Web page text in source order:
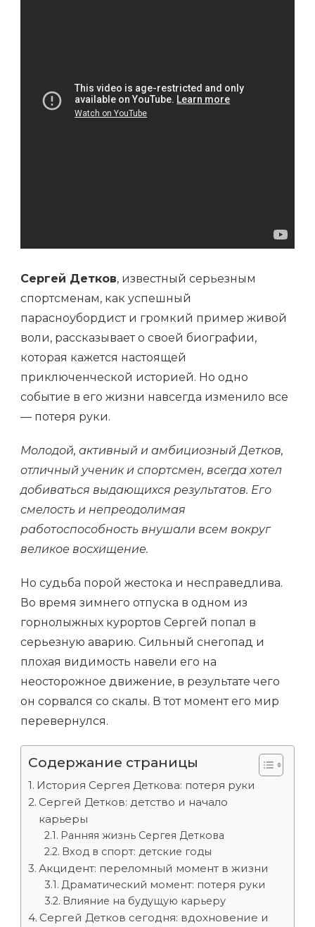
Сергей Детков, известный серьезным
спортсменам, как успешный
парасноубордист и громкий пример живой
воли, рассказывает о своей биографии,
которая кажется настоящей
приключенческой историей. Но одно
событие в его жизни навсегда изменило все
— потеря руки.
Молодой, активный и амбициозный Детков,
отличный ученик и спортсмен, всегда хотел
добиваться выдающихся результатов. Его
смелость и непреодолимая
работоспособность внушали всем вокруг
великое восхищение.
Но судьба порой жестока и несправедлива.
Во время зимнего отпуска в одном из
горнолыжных курортов Сергей попал в
серьезную аварию. Сильный снегопад и
плохая видимость навели его на
неосторожное движение, в результате чего
он сорвался со скалы. В тот момент его мир
перевернулся.
Содержание страницы
История Сергея Деткова: потеря руки
Сергей Детков: детство и начало
карьеры
Ранняя жизнь Сергея Деткова
Вход в спорт: детские годы
Акцидент: переломный момент в жизни
Драматический момент: потеря руки
Влияние на будущую карьеру
Сергей Детков сегодня: вдохновение и